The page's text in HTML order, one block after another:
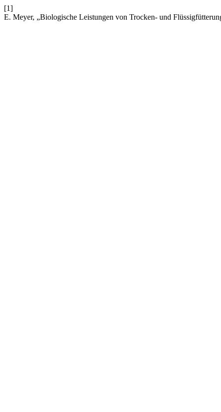
[1]
E. Meyer, „Biologische Leistungen von Trocken- und